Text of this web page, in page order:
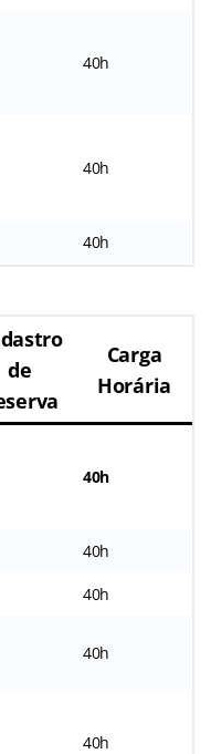
40h
40h
40h
de
Carga
Horária
40h
40h
40h
40h
40h